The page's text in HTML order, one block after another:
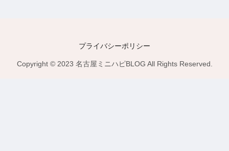
プライバシーポリシー
Copyright © 2023 名古屋ミニハピBLOG All Rights Reserved.